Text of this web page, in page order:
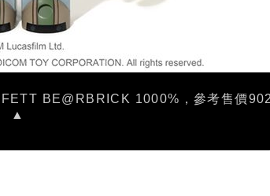
BE@RBRICK 1000%，參考售價
▲